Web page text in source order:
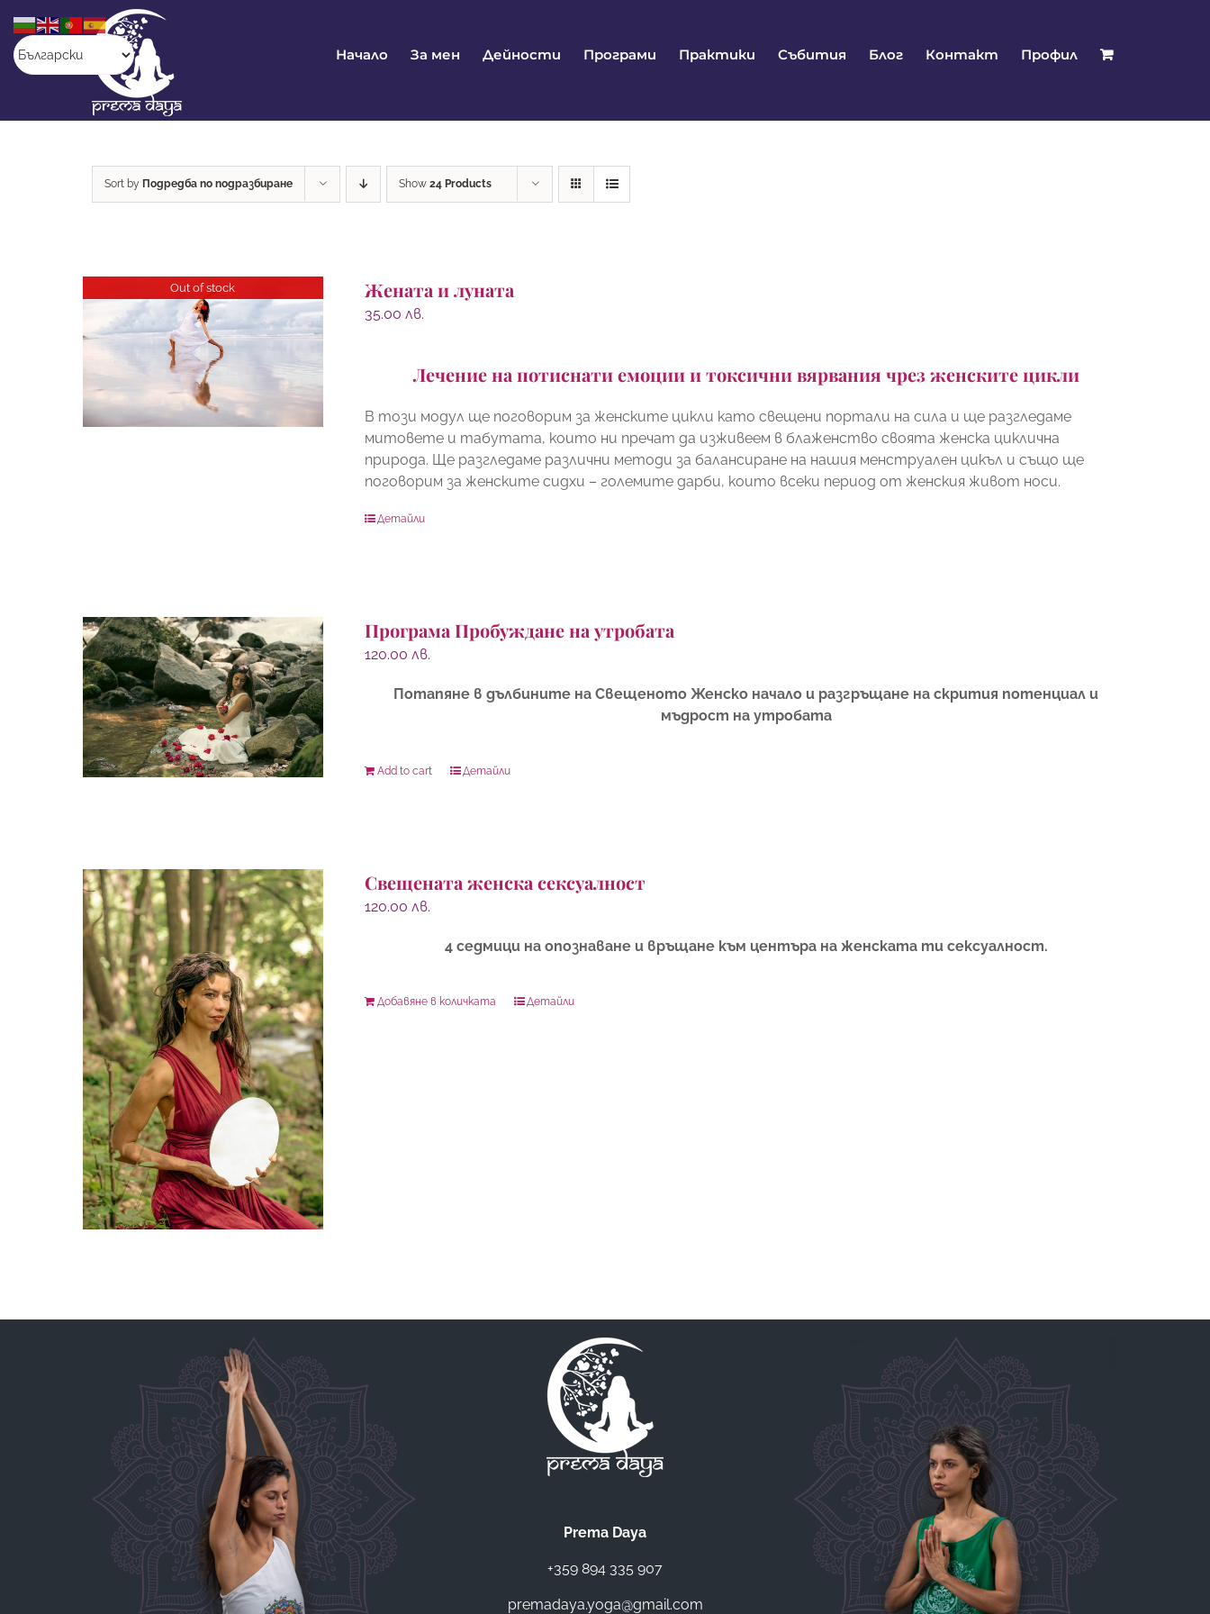
content
Начало За мен Дейности Програми Практики Събития Блог Контакт Профил
Sort by Подредба по подразбиране Show 24 Products
Out of stock Жената и луната
35.00лв.
Лечение на потиснати емоции и токсични вярвания чрез женските цикли
В този модул ще поговорим за женските цикли като свещени портали на сила и ще разгледаме
митовете и табутата, които ни пречат да изживеем в блаженство своята женска циклична
природа. Ще разгледаме различни методи за балансиране на нашия менструален цикъл и също ще
поговорим за женските сидхи – големите дарби, които всеки период от женския живот носи.
Детайли
Програма Пробуждане на утробата
120.00лв.
Потапяне в дълбините на Свещеното Женско начало и разгръщане на скрития потенциал и
мъдрост на утробата
Add to cart Детайли
Свещената женска сексуалност
120.00лв.
4 седмици на опознаване и връщане към центъра на женската ти сексуалност.
Добавяне в количката Детайли
Prema Daya
+359 894 335 907
premadaya.yoga@gmail.com